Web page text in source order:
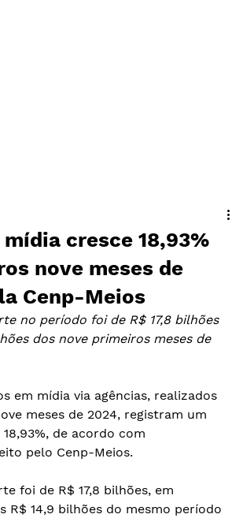
cresce 18,93%
nove meses de
Cenp-Meios
no período foi de R$ 17,8 bilhões
dos nove primeiros meses de
em mídia via agências, realizados
meses de 2024, registram um
de acordo com
pelo Cenp-Meios.
foi de R$ 17,8 bilhões, em
R$ 14,9 bilhões do mesmo período